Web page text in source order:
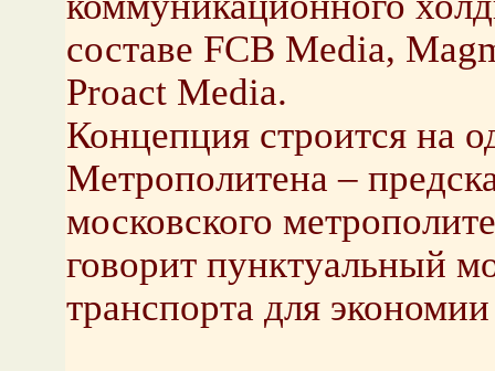
составе FCB Media,
Proact Media.
Концепция строится на
Метрополитена –
московского
говорит пунктуальный
транспорта для